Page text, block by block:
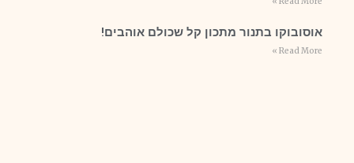
אוסובוקו בתנור מתכון קל שכולם אוהבים!
Read More »